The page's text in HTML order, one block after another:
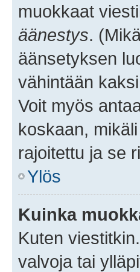
muokkaat
äänestys.
äänsetyksen
vähintään
Voit myös
koskaan,
rajoitettu ja se
Ylös
Kuinka
Kuten
valvoja tai